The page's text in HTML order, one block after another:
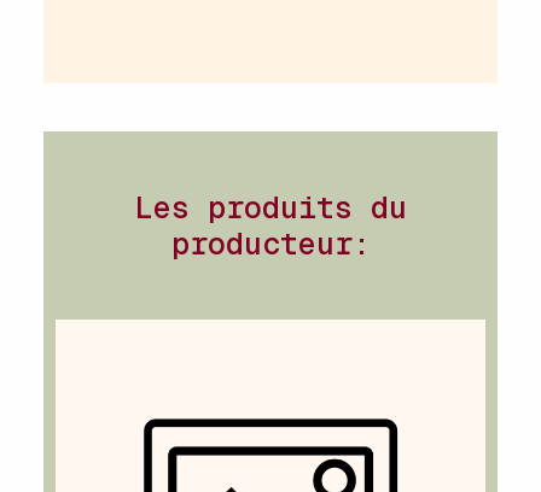
Les produits du
producteur: